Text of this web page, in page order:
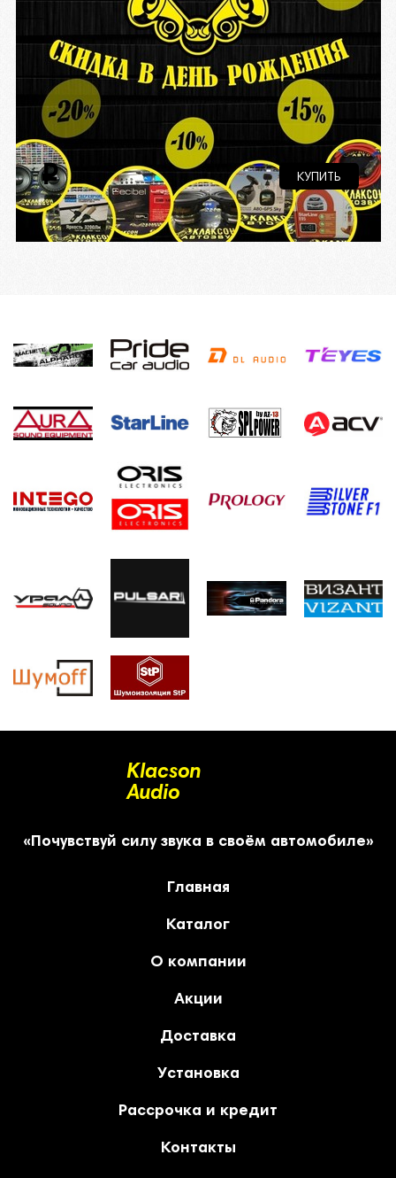
i КУПИТЬ
Klacson
Audio
«Почувствуй силу звука в своём автомобиле»
Главная
Каталог
О компании
Акции
Доставка
Установка
Рассрочка и кредит
Контакты